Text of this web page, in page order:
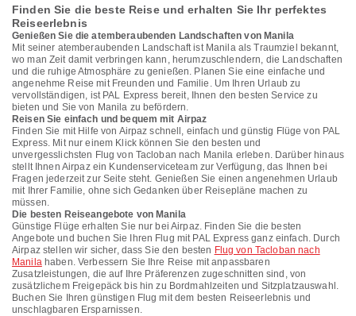
Finden Sie die beste Reise und erhalten Sie Ihr perfektes
Reiseerlebnis
Genießen Sie die atemberaubenden Landschaften von Manila
Mit seiner atemberaubenden Landschaft ist Manila als Traumziel bekannt,
wo man Zeit damit verbringen kann, herumzuschlendern, die Landschaften
und die ruhige Atmosphäre zu genießen. Planen Sie eine einfache und
angenehme Reise mit Freunden und Familie. Um Ihren Urlaub zu
vervollständigen, ist PAL Express bereit, Ihnen den besten Service zu
bieten und Sie von Manila zu befördern.
Reisen Sie einfach und bequem mit Airpaz
Finden Sie mit Hilfe von Airpaz schnell, einfach und günstig Flüge von PAL
Express. Mit nur einem Klick können Sie den besten und
unvergesslichsten Flug von Tacloban nach Manila erleben. Darüber hinaus
stellt Ihnen Airpaz ein Kundenserviceteam zur Verfügung, das Ihnen bei
Fragen jederzeit zur Seite steht. Genießen Sie einen angenehmen Urlaub
mit Ihrer Familie, ohne sich Gedanken über Reisepläne machen zu
müssen.
Die besten Reiseangebote von Manila
Günstige Flüge erhalten Sie nur bei Airpaz. Finden Sie die besten
Angebote und buchen Sie Ihren Flug mit PAL Express ganz einfach. Durch
Airpaz stellen wir sicher, dass Sie den besten Flug von Tacloban nach
Manilahaben. Verbessern Sie Ihre Reise mit anpassbaren
Zusatzleistungen, die auf Ihre Präferenzen zugeschnitten sind, von
zusätzlichem Freigepäck bis hin zu Bordmahlzeiten und Sitzplatzauswahl.
Buchen Sie Ihren günstigen Flug mit dem besten Reiseerlebnis und
unschlagbaren Ersparnissen.